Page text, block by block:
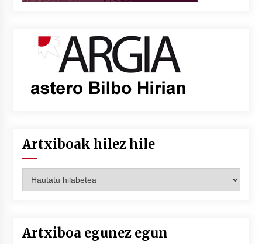
Artxiboak hilez hile
hilez
Artxiboa egunez egun